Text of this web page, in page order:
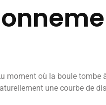
moment où la boule
une courbe de